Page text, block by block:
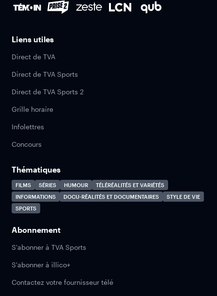
Liens utiles
Direct de TVA
Direct de TVA Sports
Direct de TVA Sports 2
Grille horaire
Infolettres
Concours
Thématiques
FILMS SÉRIES HUMOUR
TÉLÉRÉALITÉS ET VARIÉTÉS
INFORMATIONS
DOCU-RÉALITÉS ET DOCUMENTAIRES
STYLE DE VIE
SPORTS
Abonnement
S'abonner à TVA Sports
S'abonner à illico+
Contactez votre fournisseur télé